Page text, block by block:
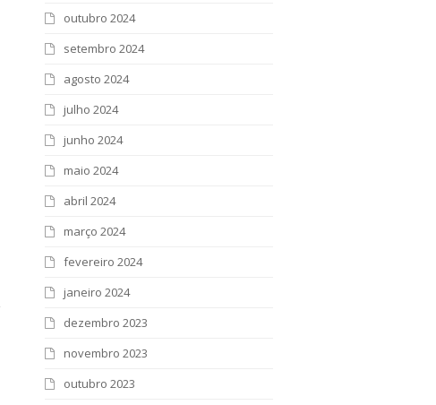
outubro 2024
setembro 2024
agosto 2024
julho 2024
junho 2024
maio 2024
abril 2024
março 2024
fevereiro 2024
janeiro 2024
dezembro 2023
novembro 2023
outubro 2023